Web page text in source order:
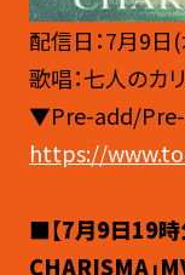
配信日：7月9
歌唱：七人のカ
▼Pre-add/
https://
■【7月9日19時
CHARISMA」